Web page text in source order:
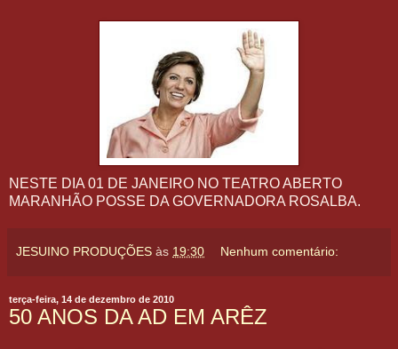
NESTE DIA 01 DE JANEIRO NO TEATRO ABERTO
MARANHÃO POSSE DA GOVERNADORA ROSALBA.
JESUINO PRODUÇÕES às 19:30 Nenhum comentário:
terça-feira, 14 de dezembro de 2010
50 ANOS DA AD EM ARÊZ